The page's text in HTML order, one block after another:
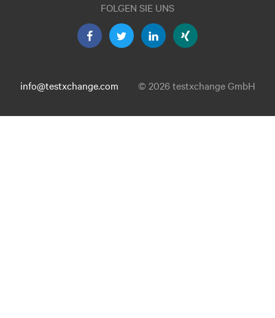
FOLGEN SIE UNS
info@testxchange.com © 2026 testxchange GmbH